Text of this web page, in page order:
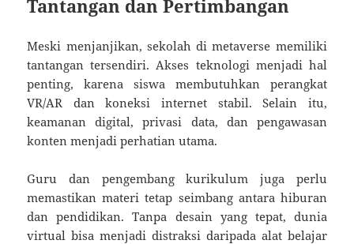
Tantangan dan Pertimbangan
Meski menjanjikan, sekolah di metaverse memiliki
tantangan tersendiri. Akses teknologi menjadi hal
penting, karena siswa membutuhkan perangkat
VR/AR dan koneksi internet stabil. Selain itu,
keamanan digital, privasi data, dan pengawasan
konten menjadi perhatian utama.
Guru dan pengembang kurikulum juga perlu
memastikan materi tetap seimbang antara hiburan
dan pendidikan. Tanpa desain yang tepat, dunia
virtual bisa menjadi distraksi daripada alat belajar